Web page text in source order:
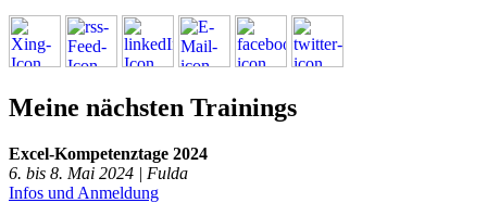
Meine nächsten Trainings
Excel-Kompetenztage 2024
6. bis 8. Mai 2024 | Fulda
Infos und Anmeldung